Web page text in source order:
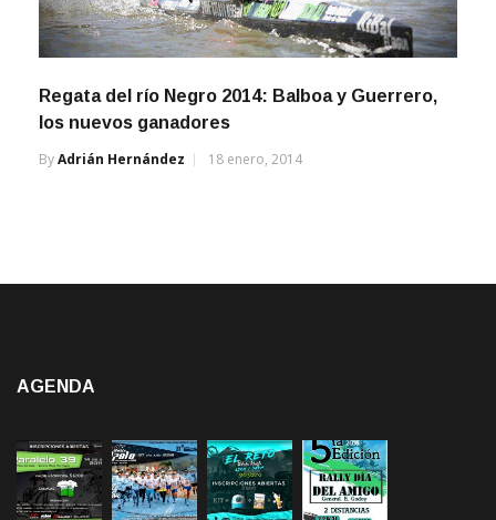
Regata del río Negro 2014: Balboa y Guerrero,
los nuevos ganadores
ByAdrián Hernández 18 enero, 2014
AGENDA